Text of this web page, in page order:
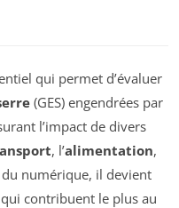
qui permet d’évaluer
(GES) engendrées par
l’impact de divers
, l’alimentation,
numérique, il devient
contribuent le plus au